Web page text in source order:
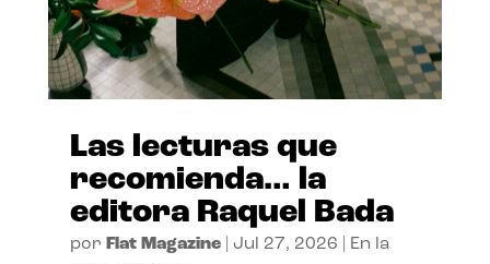
Las lecturas que
recomienda… la
editora Raquel Bada
por Flat Magazine| Jul 27, 2026
En la